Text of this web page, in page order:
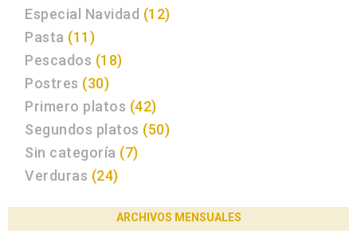
Especial Navidad (12)
Pasta (11)
Pescados (18)
Postres (30)
Primero platos (42)
Segundos platos (50)
Sin categoría (7)
Verduras (24)
ARCHIVOS MENSUALES